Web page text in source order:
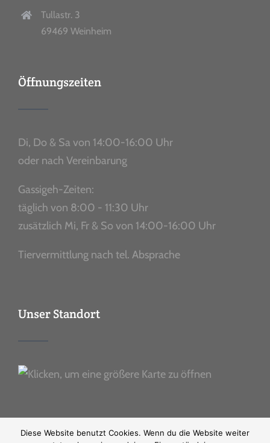
Tullastr. 3
69469 Weinheim
Öffnungszeiten
Di, Do & Sa von 14:00-16:00 Uhr
oder nach Vereinbarung
Gassigeh-Zeiten:
täglich von 8:00 - 11:30 Uhr
zusätzlich Mi, Fr & So von 14:00-16:00 Uhr
Tiervermittlung nach tel. Absprache
Unser Standort
Diese Website benutzt Cookies. Wenn du die Website weiter